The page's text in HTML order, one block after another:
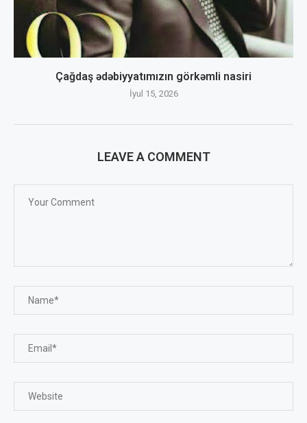
Çağdaş ədəbiyyatımızın görkəmli nasiri
İyul 15, 2026
LEAVE A COMMENT